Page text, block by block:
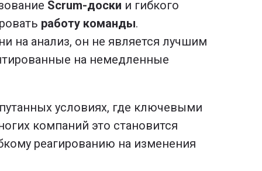
Scrum-доски и гибкого
работу команды.
на анализ, он не является лучшим
на немедленные
условиях, где ключевыми
компаний это становится
реагированию на изменения